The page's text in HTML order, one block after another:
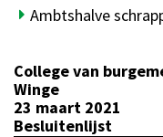
Ambtshalve
College van
Winge
23 maart 2021
Besluitenlijst